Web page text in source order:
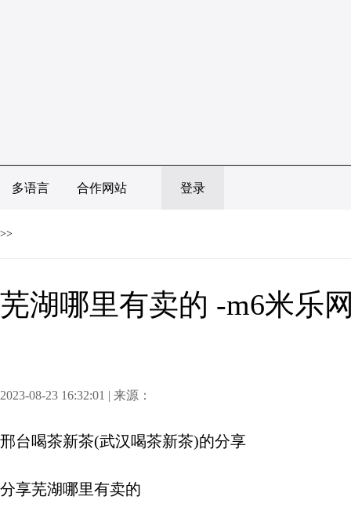
多语言 合作网站 登录
>>
芜湖哪里有卖的 -m6米乐
2023-08-23 16:32:01 | 来源：
邢台喝茶新茶(武汉喝茶新茶)的分享
分享芜湖哪里有卖的